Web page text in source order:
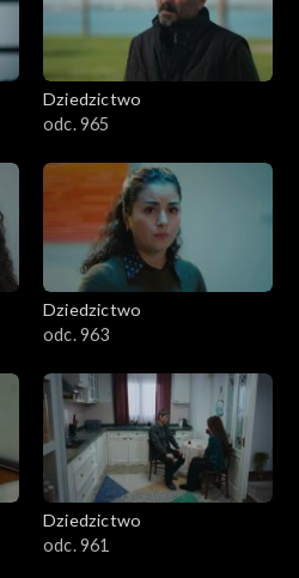
Dziedzictwo
odc. 965
Dziedzictwo
odc. 963
Dziedzictwo
odc. 961